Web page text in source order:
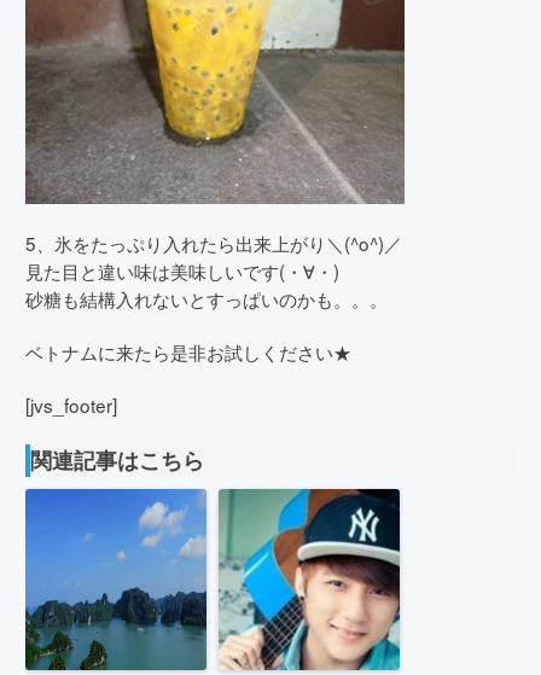
5、氷をたっぷり入れたら出来上がり＼(^o^)／
見た目と違い味は美味しいです(・∀・)
砂糖も結構入れないとすっぱいのかも。。。
ベトナムに来たら是非お試しください★
[jvs_footer]
関連記事はこちら